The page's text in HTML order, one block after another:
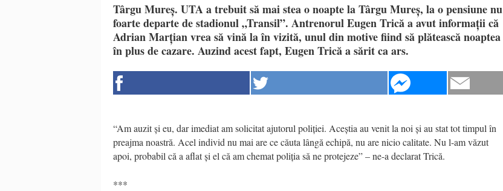
Târgu Mureș. UTA a trebuit să mai stea o noapte la Târgu Mureș, la o pensiune nu
foarte departe de stadionul „Transil”. Antrenorul Eugen Trică a avut informații că
Adrian Marțian vrea să vină la în vizită, unul din motive fiind să plătească noaptea
în plus de cazare. Auzind acest fapt, Eugen Trică a sărit ca ars.
“Am auzit și eu, dar imediat am solicitat ajutorul poliției. Aceștia au venit la noi și au stat tot timpul în
preajma noastră. Acel individ nu mai are ce căuta lângă echipă, nu are nicio calitate. Nu l-am văzut
apoi, probabil că a aflat și el că am chemat poliția să ne protejeze” – ne-a declarat Trică.
***